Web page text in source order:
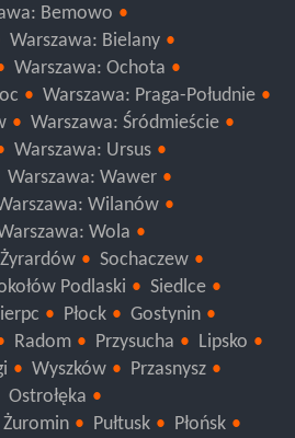
Bemowo
Warszawa: Bielany
Warszawa: Ochota
Warszawa: Praga-Południe
Warszawa: Śródmieście
Warszawa: Ursus
Warszawa: Wawer
Wilanów
Wola
Żyrardów
Sochaczew
Podlaski
Siedlce
Płock
Gostynin
Radom Przysucha
Lipsko
Wyszków
Przasnysz
Ostrołęka
Żuromin Pułtusk
Płońsk